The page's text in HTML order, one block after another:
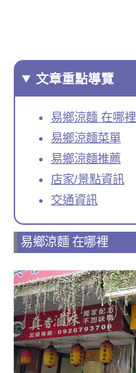
文章重點導覽
易鄉涼麵 在哪裡
易鄉涼麵菜單
易鄉涼麵推薦
店家/景點資訊
交通資訊
易鄉涼麵 在哪裡